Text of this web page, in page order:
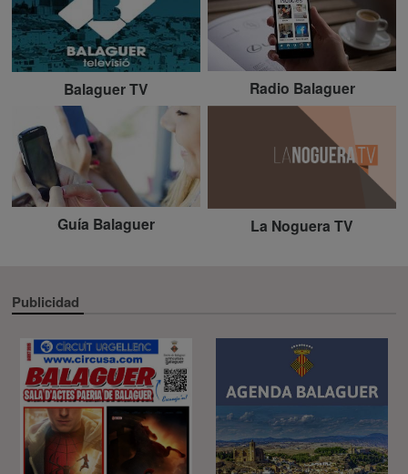
Balaguer TV Radio Balaguer
Guía Balaguer La Noguera TV
Publicidad